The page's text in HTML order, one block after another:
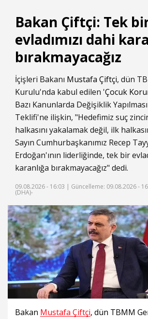
Bakan Çiftçi: Tek
evladımızı dahi
bırakmayacağız
İçişleri Bakanı Mustafa Çiftçi, dün
Kurulu'nda kabul edilen 'Çocuk
Bazı Kanunlarda Değişiklik
Teklifi'ne ilişkin, "Hedefimiz suç
halkasını yakalamak değil, ilk
Sayın Cumhurbaşkanımız Recep
Erdoğan'ının liderliğinde, tek bir
karanlığa bırakmayacağız" dedi.
09.08.2026 - 16:03 | Güncelleme: 09.08.2026 -
(DHA)-
Bakan Mustafa Çiftçi, dün TBMM